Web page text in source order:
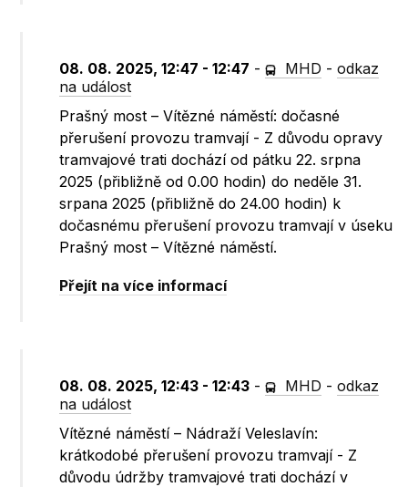
08. 08. 2025, 12:47 - 12:47 - MHD -odkaz
na událost
Prašný most – Vítězné náměstí: dočasné
přerušení provozu tramvají - Z důvodu opravy
tramvajové trati dochází od pátku 22. srpna
2025 (přibližně od 0.00 hodin) do neděle 31.
srpana 2025 (přibližně do 24.00 hodin) k
dočasnému přerušení provozu tramvají v úseku
Prašný most – Vítězné náměstí.
Přejít na více informací
08. 08. 2025, 12:43 - 12:43 - MHD -odkaz
na událost
Vítězné náměstí – Nádraží Veleslavín:
krátkodobé přerušení provozu tramvají - Z
důvodu údržby tramvajové trati dochází v